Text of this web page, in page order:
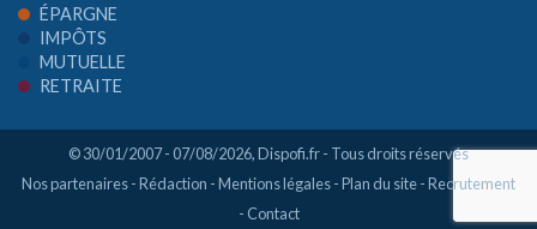
ÉPARGNE
IMPÔTS
MUTUELLE
RETRAITE
© 30/01/2007 - 07/08/2026,Dispofi.fr- Tous droits réservés
Nos partenaires-Rédaction -Mentions légales-Plan du site-Recrutement
- Contact